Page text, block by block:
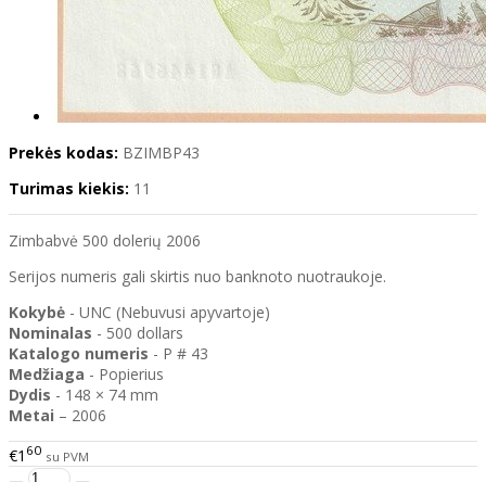
Prekės kodas: BZIMBP43
Turimas kiekis: 11
Zimbabvė 500 dolerių 2006
Serijos numeris gali skirtis nuo banknoto nuotraukoje.
Kokybė - UNC (Nebuvusi apyvartoje)
Nominalas - 500 dollars
Katalogo numeris - P # 43
Medžiaga - Popierius
Dydis - 148 × 74 mm
Metai – 2006
€1 60 su PVM